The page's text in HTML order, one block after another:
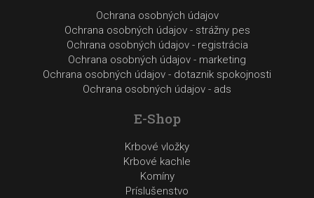
Ochrana osobných údajov
Ochrana osobných údajov - strážny pes
Ochrana osobných údajov - registrácia
Ochrana osobných údajov - marketing
Ochrana osobných údajov - dotaznik spokojnosti
Ochrana osobných údajov - ads
E-Shop
Krbové vložky
Krbové kachle
Komíny
Príslušenstvo